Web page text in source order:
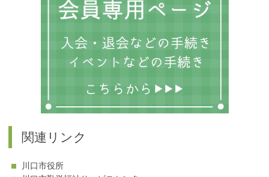
関連リンク
川口市役所